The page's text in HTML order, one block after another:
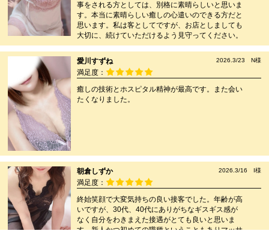
事をされる方としては、別格に素晴らしいと思いま
す。本当に素晴らしい癒しの心遣いのできる方だと
思います。私は客としてですが、お店としましても
大切に、続けていただけるよう見守ってください。
愛川すずね 2026.3/23 N様
満足度：
癒しの技術とホスピタル精神が最高です。また会い
たくなりました。
朝倉しずか 2026.3/16 I様
満足度：
終始笑顔で大変気持ちの良い接客でした。年齢が高
いですが、30代、40代にありがちなギスギス感が
なく自分をわきまえた接遇がとても良いと思いま
す。新人かつ初めての職種ということもありマッサ